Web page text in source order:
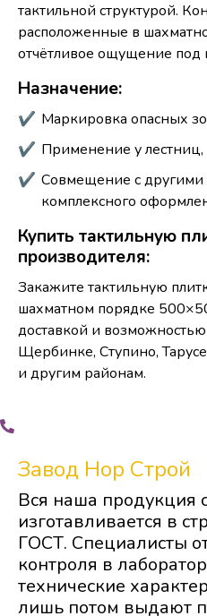
тактильной структурой.
расположенные в
отчётливое ощущение под
Назначение:
Маркировка опасных
Применение у
Совмещение с другими
комплексного
Купить тактильную
производителя:
Закажите тактильную
шахматном порядке
доставкой и
Щербинке, Ступино,
и другим районам.
Завод Нор Строй
Вся наша продукция
изготавливается в
ГОСТ. Специалисты
контроля в
технические
лишь потом выдают